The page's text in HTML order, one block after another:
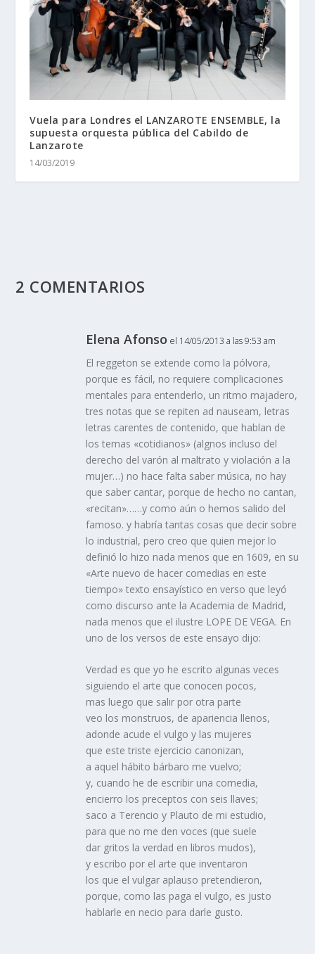
Vuela para Londres el LANZAROTE ENSEMBLE, la
supuesta orquesta pública del Cabildo de
Lanzarote
14/03/2019
2 COMENTARIOS
Elena Afonso el 14/05/2013 a las 9:53 am
El reggeton se extende como la pólvora,
porque es fácil, no requiere complicaciones
mentales para entenderlo, un ritmo majadero,
tres notas que se repiten ad nauseam, letras
letras carentes de contenido, que hablan de
los temas «cotidianos» (algnos incluso del
derecho del varón al maltrato y violación a la
mujer…) no hace falta saber música, no hay
que saber cantar, porque de hecho no cantan,
«recitan»……y como aún o hemos salido del
famoso. y habría tantas cosas que decir sobre
lo industrial, pero creo que quien mejor lo
definió lo hizo nada menos que en 1609, en su
«Arte nuevo de hacer comedias en este
tiempo» texto ensayístico en verso que leyó
como discurso ante la Academia de Madrid,
nada menos que el ilustre LOPE DE VEGA. En
uno de los versos de este ensayo dijo:
Verdad es que yo he escrito algunas veces
siguiendo el arte que conocen pocos,
mas luego que salir por otra parte
veo los monstruos, de apariencia llenos,
adonde acude el vulgo y las mujeres
que este triste ejercicio canonizan,
a aquel hábito bárbaro me vuelvo;
y, cuando he de escribir una comedia,
encierro los preceptos con seis llaves;
saco a Terencio y Plauto de mi estudio,
para que no me den voces (que suele
dar gritos la verdad en libros mudos),
y escribo por el arte que inventaron
los que el vulgar aplauso pretendieron,
porque, como las paga el vulgo, es justo
hablarle en necio para darle gusto.